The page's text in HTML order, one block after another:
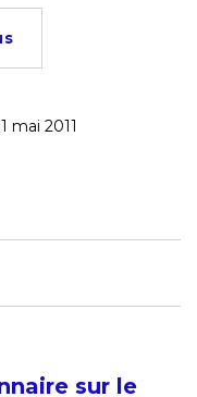
mai 2011
sur le